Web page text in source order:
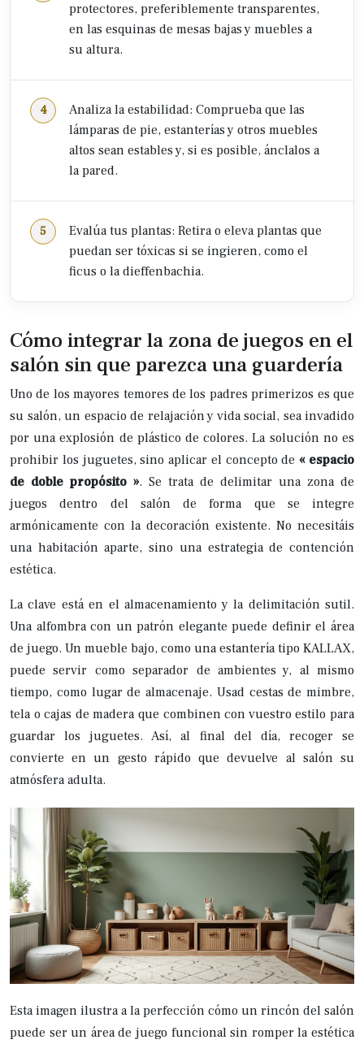
protectores, preferiblemente transparentes,
en las esquinas de mesas bajas y muebles a
su altura.
Analiza la estabilidad: Comprueba que las
lámparas de pie, estanterías y otros muebles
altos sean estables y, si es posible, ánclalos a
la pared.
Evalúa tus plantas: Retira o eleva plantas que
puedan ser tóxicas si se ingieren, como el
ficus o la dieffenbachia.
Cómo integrar la zona de juegos en el
salón sin que parezca una guardería
Uno de los mayores temores de los padres primerizos es que
su salón, un espacio de relajación y vida social, sea invadido
por una explosión de plástico de colores. La solución no es
prohibir los juguetes, sino aplicar el concepto de« espacio
de doble propósito ». Se trata de delimitar una zona de
juegos dentro del salón de forma que se integre
armónicamente con la decoración existente. No necesitáis
una habitación aparte, sino una estrategia de contención
estética.
La clave está en el almacenamiento y la delimitación sutil.
Una alfombra con un patrón elegante puede definir el área
de juego. Un mueble bajo, como una estantería tipo KALLAX,
puede servir como separador de ambientes y, al mismo
tiempo, como lugar de almacenaje. Usad cestas de mimbre,
tela o cajas de madera que combinen con vuestro estilo para
guardar los juguetes. Así, al final del día, recoger se
convierte en un gesto rápido que devuelve al salón su
atmósfera adulta.
Esta imagen ilustra a la perfección cómo un rincón del salón
puede ser un área de juego funcional sin romper la estética